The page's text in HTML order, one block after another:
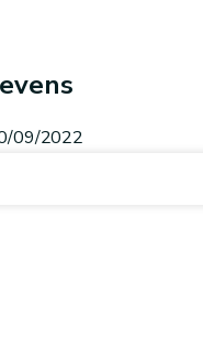
09/2022